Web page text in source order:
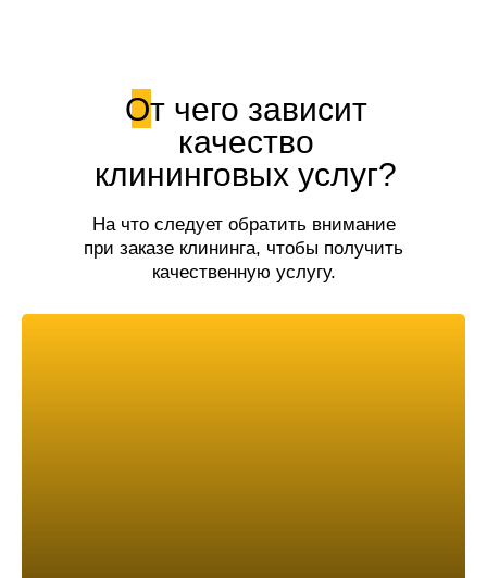
От чего зависит
качество
клининговых услуг?
На что следует обратить внимание
при заказе клининга, чтобы получить
качественную услугу.